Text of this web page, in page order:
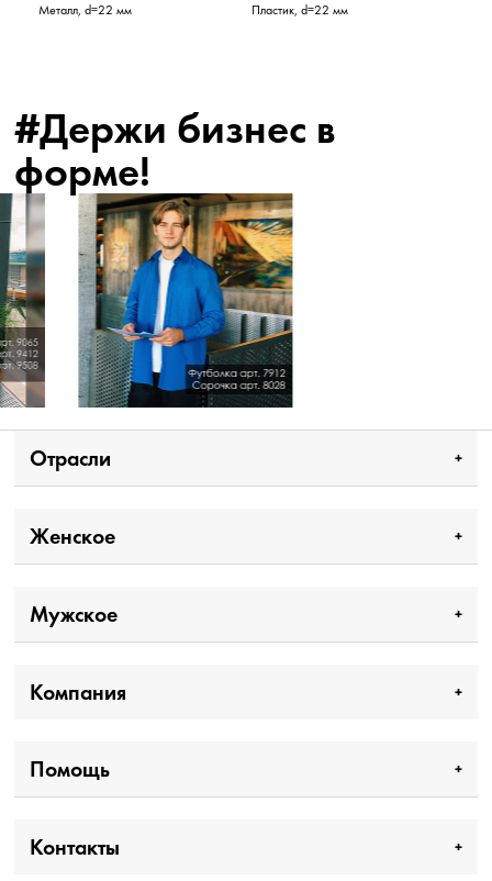
Металл, d=22 мм
Пластик, d=22 мм
#Держи бизнес в
форме!
Отрасли
Женское
Мужское
Компания
Помощь
Контакты